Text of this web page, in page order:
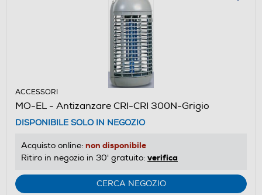
ACCESSORI
MO-EL - Antizanzare CRI-CRI 300N-Grigio
DISPONIBILE SOLO IN NEGOZIO
Acquisto online: non disponibile
Ritiro in negozio in 30' gratuito: verifica
CERCA NEGOZIO